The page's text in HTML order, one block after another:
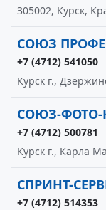
305002, Курск,
СОЮЗ
+7 (4712) 541050
Курск г.,
СОЮЗ-ФОТО-
+7 (4712) 500781
Курск г., Карла
СПРИНТ-
+7 (4712) 514353